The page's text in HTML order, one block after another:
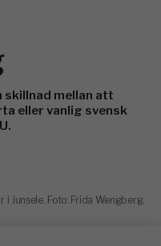
skillnad mellan att
eller vanlig svensk
i Junsele. Foto: Frida Wengberg.